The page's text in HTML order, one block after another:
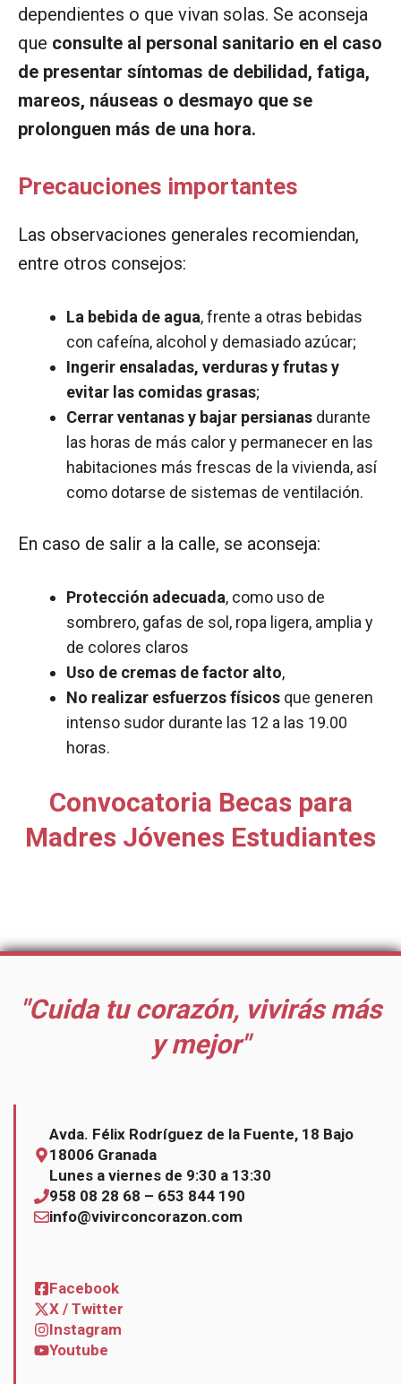
dependientes o que vivan solas. Se aconseja
que consulte al personal sanitario en el caso
de presentar síntomas de debilidad, fatiga,
mareos, náuseas o desmayo que se
prolonguen más de una hora.
Precauciones importantes
Las observaciones generales recomiendan,
entre otros consejos:
La bebida de agua, frente a otras bebidas
con cafeína, alcohol y demasiado azúcar;
Ingerir ensaladas, verduras y frutas y
evitar las comidas grasas;
Cerrar ventanas y bajar persianas durante
las horas de más calor y permanecer en las
habitaciones más frescas de la vivienda, así
como dotarse de sistemas de ventilación.
En caso de salir a la calle, se aconseja:
Protección adecuada, como uso de
sombrero, gafas de sol, ropa ligera, amplia y
de colores claros
Uso de cremas de factor alto,
No realizar esfuerzos físicos que generen
intenso sudor durante las 12 a las 19.00
horas.
Convocatoria Becas para
Madres Jóvenes Estudiantes
"Cuida tu corazón, vivirás más
y mejor"
Avda. Félix Rodríguez de la Fuente, 18 Bajo
18006 Granada
Lunes a viernes de 9:30 a 13:30
958 08 28 68 – 653 844 190
info@vivirconcorazon.com
Facebook
X / Twitter
Instagram
Youtube